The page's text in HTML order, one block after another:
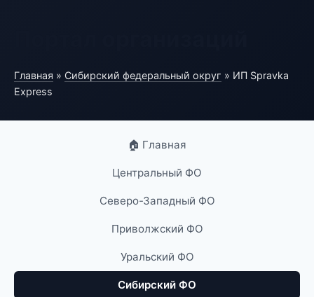
Главная » Сибирский федеральный округ » ИП Spravka
Express
🏠 Главная
Центральный ФО
Северо-Западный ФО
Приволжский ФО
Уральский ФО
Сибирский ФО